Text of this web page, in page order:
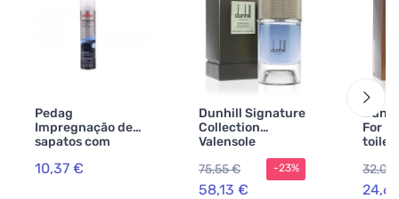
Pedag
Impregnação de
sapatos com
nutrição 250 ml
10,37 €
Dunhill Signature
Collection
Valensole
Lavender eau de
parfum 100 ml
para homens
75,55 €
58,13 €
-23%
For
32,04